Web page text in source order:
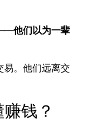
——他们以为一辈
易。他们远离交
钱？